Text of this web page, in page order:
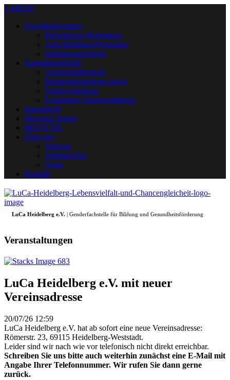
+ MENU
Gewaltprävention
Präventions-Workshops
Anti-Mobbing-Programm
Stärkungsangebote
Jugendberufshilfe
Angebotsübersicht
Berufsinformations-börse
Schulworkshops
Evaluation Schulworkshops
Jugendtreff
Weaving Stories
MOVETIA
Über uns
Satzung
Arbeitsweise
Team
Kontakt
LuCa Heidelberg e.V. | Genderfachstelle für Bildung und Gesundheitsförderung
Veranstaltungen
LuCa Heidelberg e.V. mit neuer
Vereinsadresse
20/07/26 12:59
LuCa Heidelberg e.V. hat ab sofort eine neue Vereinsadresse:
Römerstr. 23, 69115 Heidelberg-Weststadt.
Leider sind wir nach wie vor telefonisch nicht direkt erreichbar.
Schreiben Sie uns bitte auch weiterhin zunächst eine E-Mail mit
Angabe Ihrer Telefonnummer. Wir rufen Sie dann gerne
zurück.